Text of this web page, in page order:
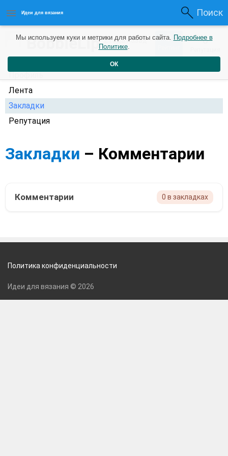
Идеи для вязания Поиск
BobbieLip2 года назад 0 0
Профиль
Лента
Закладки
Репутация
Закладки – Комментарии
Комментарии 0 в закладках
Мы используем куки и метрики для работы сайта. Подробнее в
Политике.
ОК
Политика конфиденциальности
Идеи для вязания © 2026